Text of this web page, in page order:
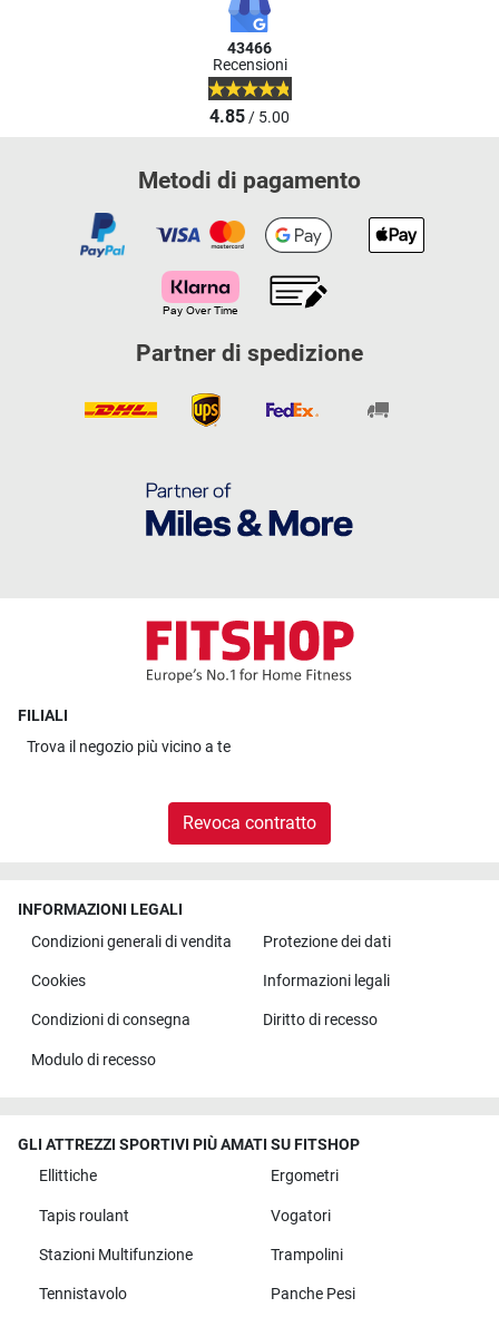
43466
Recensioni
4.85/ 5.00
Metodi di pagamento
Partner di spedizione
FILIALI
Trova il negozio più vicino a te
Revoca contratto
INFORMAZIONI LEGALI
Condizioni generali di vendita
Protezione dei dati
Cookies Informazioni legali
Condizioni di consegna Diritto di recesso
Modulo di recesso
GLI ATTREZZI SPORTIVI PIÙ AMATI SU FITSHOP
Ellittiche
Ergometri
Tapis roulant Vogatori
Stazioni Multifunzione Trampolini
Tennistavolo Panche Pesi